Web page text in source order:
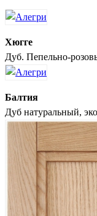
Хюгге
Дуб. Пепельно-
Балтия
Дуб натуральный,